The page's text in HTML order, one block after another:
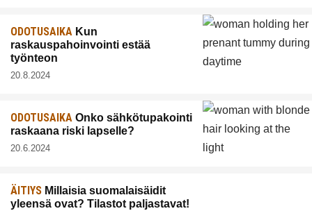
ODOTUSAIKA Kun
raskauspahoinvointi estää
työnteon
20.8.2024
ODOTUSAIKA Onko sähkötupakointi
raskaana riski lapselle?
20.6.2024
ÄITIYS Millaisia suomalaisäidit
yleensä ovat? Tilastot paljastavat!